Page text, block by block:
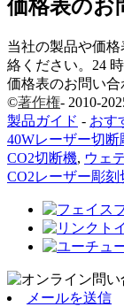
価格表のお
当社の製品や価
絡ください。24
価格表のお問い合
©著作権- 2010-
製品ガイド - おす
40Wレーザー切断
CO2切断機, ウェ
CO2レーザー彫
メールを送信